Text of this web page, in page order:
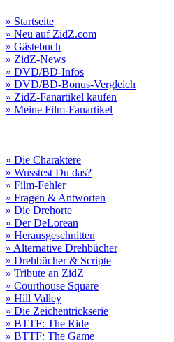
» Startseite
» Neu auf ZidZ.com
» Gästebuch
» ZidZ-News
» DVD/BD-Infos
» DVD/BD-Bonus-Vergleich
» ZidZ-Fanartikel kaufen
» Meine Film-Fanartikel
» Die Charaktere
» Wusstest Du das?
» Film-Fehler
» Fragen & Antworten
» Die Drehorte
» Der DeLorean
» Herausgeschnitten
» Alternative Drehbücher
» Drehbücher & Scripte
» Tribute an ZidZ
» Courthouse Square
» Hill Valley
» Die Zeichentrickserie
» BTTF: The Ride
» BTTF: The Game